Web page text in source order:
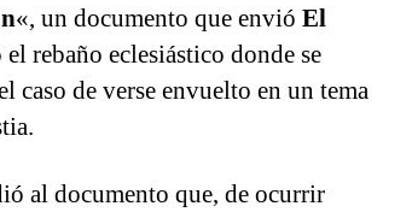
«, un documento que envió El
rebaño eclesiástico donde se
caso de verse envuelto en un tema
al documento que, de ocurrir